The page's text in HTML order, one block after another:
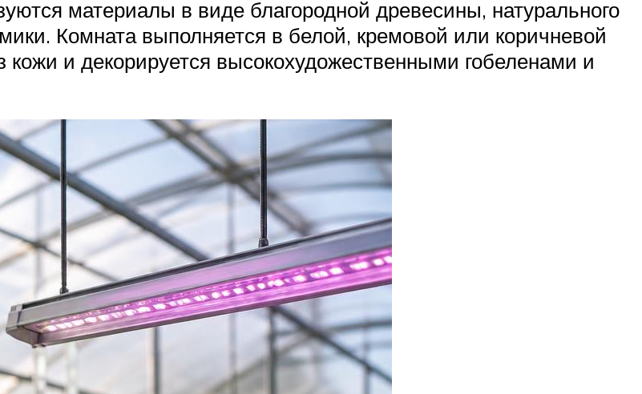
материалы в виде благородной древесины, натурального
Комната выполняется в белой, кремовой или коричневой
и декорируется высокохудожественными гобеленами и